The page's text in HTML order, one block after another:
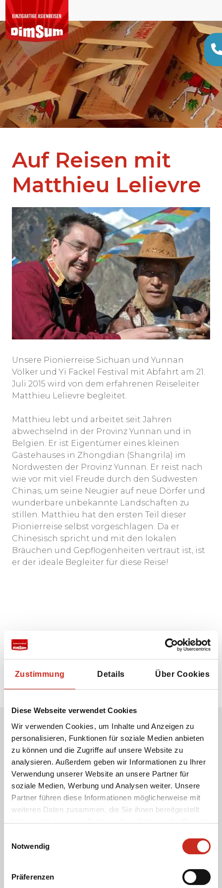
Zustimmung Details Über Cookies
Diese Webseite verwendet Cookies
Wir verwenden Cookies, um Inhalte und Anzeigen zu
personalisieren, Funktionen für soziale Medien anbieten
zu können und die Zugriffe auf unsere Website zu
analysieren. Außerdem geben wir Informationen zu Ihrer
Verwendung unserer Website an unsere Partner für
soziale Medien, Werbung und Analysen weiter. Unsere
Partner führen diese Informationen möglicherweise mit
weiteren Daten zusammen, die Sie ihnen bereitgestellt
haben oder die sie im Rahmen Ihrer Nutzung der Dienste
Notwendig
Präferenzen
Auf Reisen mit
Matthieu Lelievre
Unsere Pionierreise Sichuan und Yunnan
Völker und Yi Fackel Festival mit Abfahrt am 21.
Juli 2015 wird von dem erfahrenen Reiseleiter
Matthieu Lelievre begleitet.
Matthieu lebt und arbeitet seit Jahren
abwechselnd in der Provinz Yunnan und in
Belgien. Er ist Eigentümer eines kleinen
Gästehauses in Zhongdian (Shangrila) im
Nordwesten der Provinz Yunnan. Er reist nach
wie vor mit viel Freude durch den Südwesten
Chinas, um seine Neugier auf neue Dörfer und
wunderbare unbekannte Landschaften zu
stillen. Matthieu hat den ersten Teil dieser
Pionierreise selbst vorgeschlagen. Da er
Chinesisch spricht und mit den lokalen
Bräuchen und Gepflogenheiten vertraut ist, ist
er der ideale Begleiter für diese Reise!
Erhalten Sie unseren Newsletter
Ihre E-Mail-Adresse:
Ich stimme der Verwendung meiner E-Mail-
Adresse zu, damit ich den Newsletter von Dimsum
Reisen erhalten kann.
Cookies und Datenschutz